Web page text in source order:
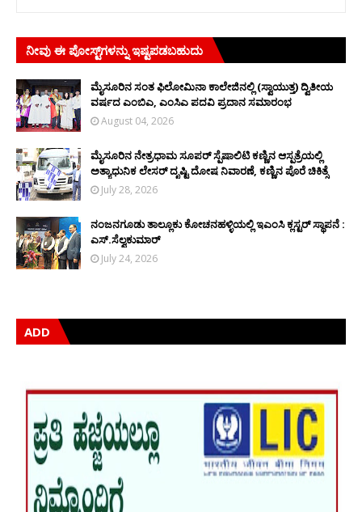
ನೀವು ಈ ಪೋಸ್ಟ್‌ಗಳನ್ನು ಇಷ್ಟಪಡಬಹುದು
ಮೈಸೂರಿನ ಸಂತ ಫಿಲೋಮಿನಾ ಕಾಲೇಜಿನಲ್ಲಿ (ಸ್ವಾಯುತ್ತ) ದ್ವಿತೀಯ
ವರ್ಷದ ಎಂಬಿಎ, ಎಂಸಿಎ ಪದವಿ ಪ್ರದಾನ ಸಮಾರಂಭ
August 04, 2026
ಮೈಸೂರಿನ ನೇತ್ರಧಾಮ ಸೂಪರ್ ಸ್ಪೆಷಾಲಿಟಿ ಕಣ್ಣಿನ ಆಸ್ಪತ್ರೆಯಲ್ಲಿ
ಅತ್ಯಾಧುನಿಕ ಲೇಸರ್ ದೃಷ್ಟಿ ದೋಷ ನಿವಾರಣೆ, ಕಣ್ಣಿನ ಪೊರೆ ಚಿಕಿತ್ಸೆ
July 28, 2026
ನಂಜನಗೂಡು ತಾಲ್ಲೂಕು ಕೋಚನಹಳ್ಳಿಯಲ್ಲಿ ಇಎಂಸಿ ಕ್ಲಸ್ಟರ್ ಸ್ಥಾಪನೆ :
ಎಸ್.ಸೆಲ್ವಕುಮಾರ್
July 24, 2026
ADD